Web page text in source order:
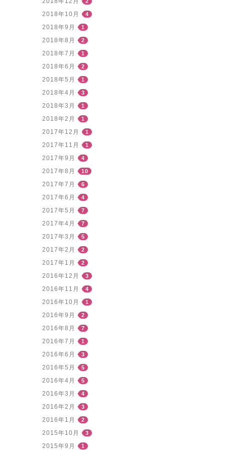
2018年10月 4
2018年9月 1
2018年8月 2
2018年7月 1
2018年6月 2
2018年5月 1
2018年4月 3
2018年3月 1
2018年2月 1
2017年12月 1
2017年11月 1
2017年9月 4
2017年8月 10
2017年7月 6
2017年6月 4
2017年5月 7
2017年4月 7
2017年3月 5
2017年2月 2
2017年1月 2
2016年12月 3
2016年11月 4
2016年10月 1
2016年9月 2
2016年8月 7
2016年7月 1
2016年6月 3
2016年5月 5
2016年4月 5
2016年3月 4
2016年2月 3
2016年1月 2
2015年10月 3
2015年9月 1